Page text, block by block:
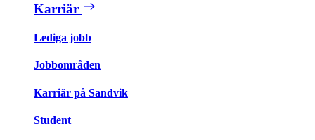
Karriär
Lediga jobb
Jobbområden
Karriär på Sandvik
Student